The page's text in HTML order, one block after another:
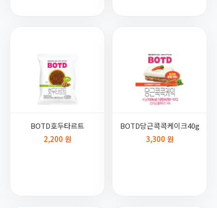
BOTD호두타르트
2,200 원
BOTD당근콕콕케이크40g
3,300 원